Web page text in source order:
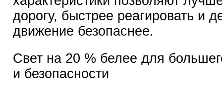
дорогу, быстрее реагировать и
движение безопаснее.
Свет на 20 % белее для
и безопасности